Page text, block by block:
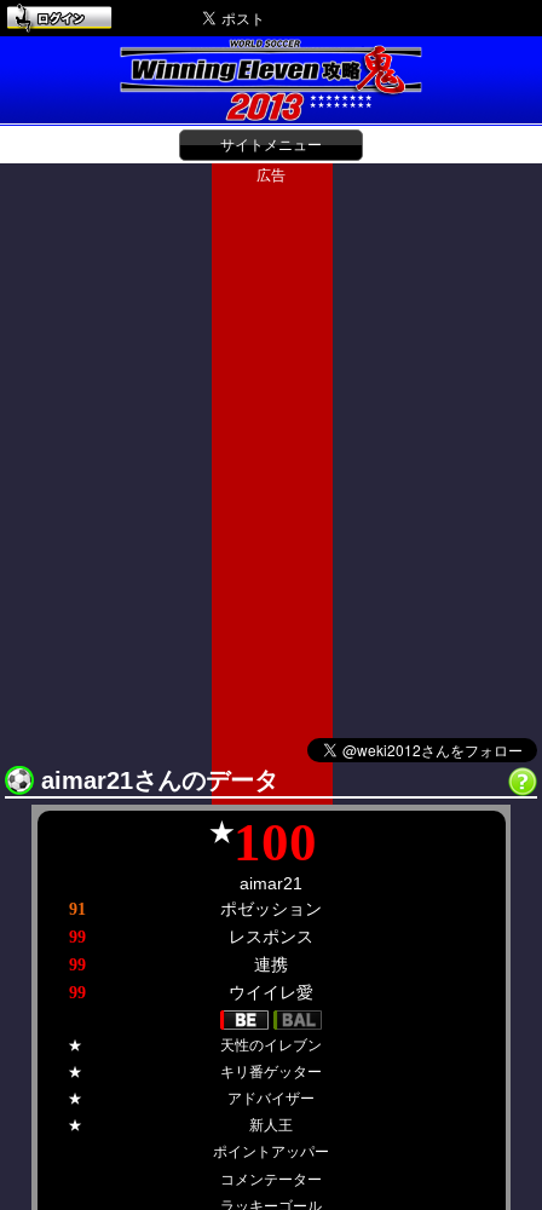
サイトメニュー
広告
aimar21さんのデータ
★100
aimar21
91 ポゼッション
99 レスポンス
99 連携
99 ウイイレ愛
★
天性のイレブン
★
キリ番ゲッター
★
アドバイザー
★
新人王
ポイントアッパー
コメンテーター
ラッキーゴール